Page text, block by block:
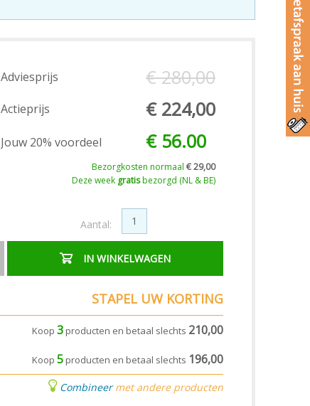
Adviesprijs € 280,00
Actieprijs € 224,00
Jouw 20% voordeel € 56.00
Bezorgkosten normaal € 29,00
Deze week gratisbezorgd (NL & BE)
Aantal:
IN WINKELWAGEN
STAPEL UW KORTING
Koop 3 producten en betaal slechts 210,00
Koop 5 producten en betaal slechts 196,00
Combineermet andere producten